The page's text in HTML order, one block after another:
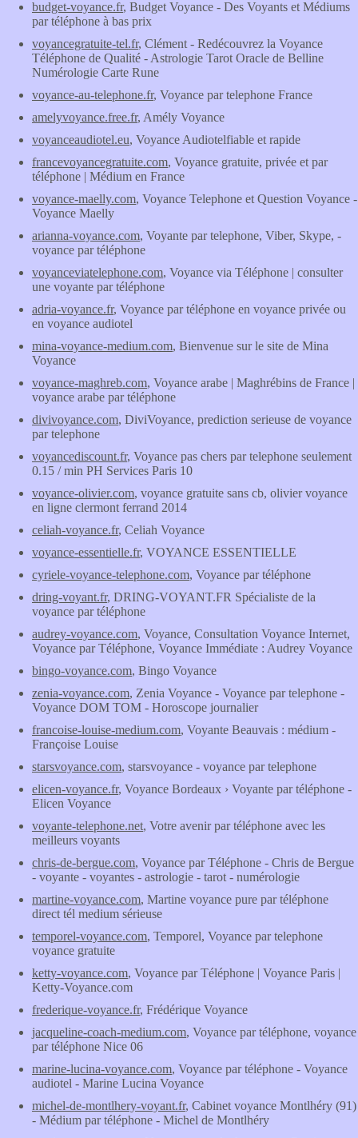
budget-voyance.fr, Budget Voyance - Des Voyants et Médiums
par téléphone à bas prix
voyancegratuite-tel.fr, Clément - Redécouvrez la Voyance
Téléphone de Qualité - Astrologie Tarot Oracle de Belline
Numérologie Carte Rune
voyance-au-telephone.fr, Voyance par telephone France
amelyvoyance.free.fr, Amély Voyance
voyanceaudiotel.eu, Voyance Audiotelfiable et rapide
francevoyancegratuite.com, Voyance gratuite, privée et par
téléphone | Médium en France
voyance-maelly.com, Voyance Telephone et Question Voyance -
Voyance Maelly
arianna-voyance.com, Voyante par telephone, Viber, Skype, -
voyance par téléphone
voyanceviatelephone.com, Voyance via Téléphone | consulter
une voyante par téléphone
adria-voyance.fr, Voyance par téléphone en voyance privée ou
en voyance audiotel
mina-voyance-medium.com, Bienvenue sur le site de Mina
Voyance
voyance-maghreb.com, Voyance arabe | Maghrébins de France |
voyance arabe par téléphone
divivoyance.com, DiviVoyance, prediction serieuse de voyance
par telephone
voyancediscount.fr, Voyance pas chers par telephone seulement
0.15 / min PH Services Paris 10
voyance-olivier.com, voyance gratuite sans cb, olivier voyance
en ligne clermont ferrand 2014
celiah-voyance.fr, Celiah Voyance
voyance-essentielle.fr, VOYANCE ESSENTIELLE
cyriele-voyance-telephone.com, Voyance par téléphone
dring-voyant.fr, DRING-VOYANT.FR Spécialiste de la
voyance par téléphone
audrey-voyance.com, Voyance, Consultation Voyance Internet,
Voyance par Téléphone, Voyance Immédiate : Audrey Voyance
bingo-voyance.com, Bingo Voyance
zenia-voyance.com, Zenia Voyance - Voyance par telephone -
Voyance DOM TOM - Horoscope journalier
francoise-louise-medium.com, Voyante Beauvais : médium -
Françoise Louise
starsvoyance.com, starsvoyance - voyance par telephone
elicen-voyance.fr, Voyance Bordeaux › Voyante par téléphone -
Elicen Voyance
voyante-telephone.net, Votre avenir par téléphone avec les
meilleurs voyants
chris-de-bergue.com, Voyance par Téléphone - Chris de Bergue
- voyante - voyantes - astrologie - tarot - numérologie
martine-voyance.com, Martine voyance pure par téléphone
direct tél medium sérieuse
temporel-voyance.com, Temporel, Voyance par telephone
voyance gratuite
ketty-voyance.com, Voyance par Téléphone | Voyance Paris |
Ketty-Voyance.com
frederique-voyance.fr, Frédérique Voyance
jacqueline-coach-medium.com, Voyance par téléphone, voyance
par téléphone Nice 06
marine-lucina-voyance.com, Voyance par téléphone - Voyance
audiotel - Marine Lucina Voyance
michel-de-montlhery-voyant.fr, Cabinet voyance Montlhéry (91)
- Médium par téléphone - Michel de Montlhéry